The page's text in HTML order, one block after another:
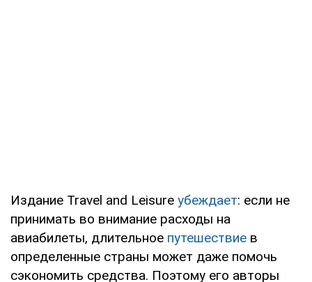
Издание Travel and Leisure убеждает: если не
принимать во внимание расходы на
авиабилеты, длительное путешествие в
определенные страны может даже помочь
сэкономить средства. Поэтому его авторы